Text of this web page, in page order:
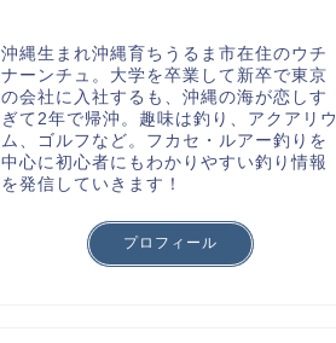
沖縄生まれ沖縄育ちうるま市在住のウチ
ナーンチュ。大学を卒業して新卒で東京
の会社に入社するも、沖縄の海が恋しす
ぎて2年で帰沖。趣味は釣り、アクアリウ
ム、ゴルフなど。フカセ・ルアー釣りを
中心に初心者にもわかりやすい釣り情報
を発信していきます！
プロフィール